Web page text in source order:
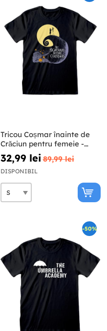
Tricou Coșmar înainte de
Crăciun pentru femeie -
Disney
32,99 lei 89,99 lei
DISPONIBIL
-50%